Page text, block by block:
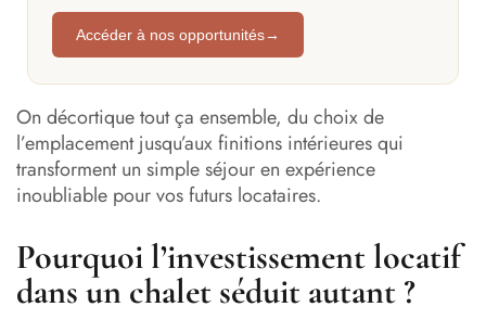
Accéder à nos opportunités→
On décortique tout ça ensemble, du choix de
l’emplacement jusqu’aux finitions intérieures qui
transforment un simple séjour en expérience
inoubliable pour vos futurs locataires.
Pourquoi l’investissement locatif
dans un chalet séduit autant ?